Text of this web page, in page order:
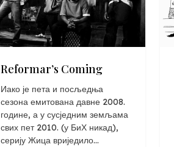
Reformar’s Coming
Иако је пета и посљедња
сезона емитована давне 2008.
године, а у сусједним земљама
свих пет 2010. (у БиХ никад),
серију Жица вриједило...